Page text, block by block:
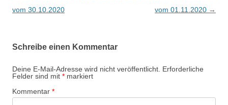
vom 30.10.2020
vom 01.11.2020 →
Schreibe einen Kommentar
Deine E-Mail-Adresse wird nicht veröffentlicht. Erforderliche
Felder sind mit * markiert
Kommentar *